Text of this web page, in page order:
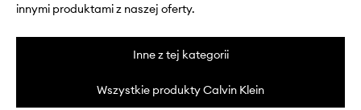
innymi produktami z naszej oferty.
Inne z tej kategorii
Wszystkie produkty Calvin Klein